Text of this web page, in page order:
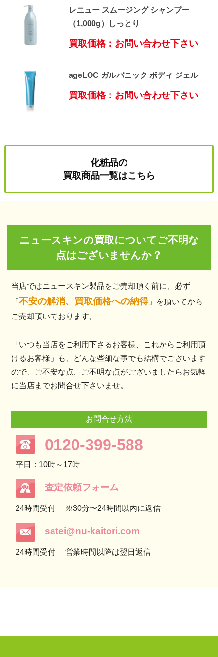
レニュー スムージング シャンプー
（1,000g）しっとり
買取価格：お問い合わせ下さい
ageLOC ガルバニック ボディ ジェル
買取価格：お問い合わせ下さい
化粧品の
買取商品一覧はこちら
ニュースキンの買取についてご不明な
点はございませんか？
当店ではニュースキン製品をご売却頂く前に、必ず
「不安の解消、買取価格への納得」を頂いてから
ご売却頂いております。
「いつも当店をご利用下さるお客様、これからご利用頂
けるお客様」も、どんな些細な事でも結構でございます
ので、ご不安な点、ご不明な点がございましたらお気軽
に当店までお問合せ下さいませ。
お問合せ方法
0120-399-588
平日：10時～17時
査定依頼フォーム
24時間受付 ※30分〜24時間以内に返信
satei@nu-kaitori.com
24時間受付 営業時間以降は翌日返信